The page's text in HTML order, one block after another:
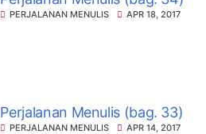
PERJALANAN MENULIS APR 18, 2017
Perjalanan Menulis (bag. 33)
PERJALANAN MENULIS APR 14, 2017